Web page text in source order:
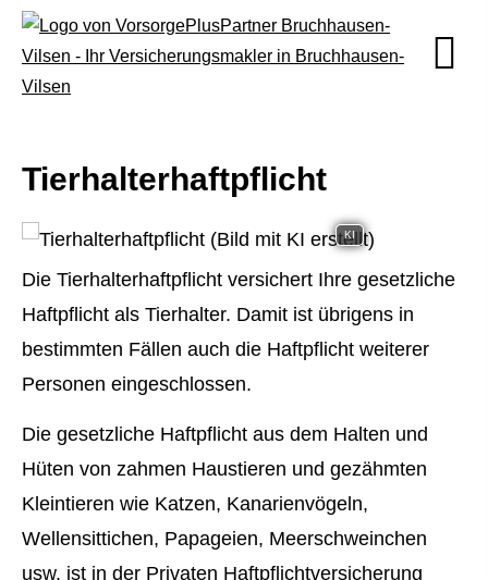
Tierhalterhaftpflicht
KI
Die Tierhalterhaftpflicht versichert Ihre gesetzliche
Haft­pflicht als Tierhalter. Damit ist übrigens in
bestimmten Fällen auch die Haft­pflicht weiterer
Per­sonen eingeschlossen.
Die gesetzliche Haft­pflicht aus dem Halten und
Hüten von zahmen Haustieren und gezähmten
Kleintieren wie Katzen, Kanarienvögeln,
Wellensittichen, Papageien, Meerschweinchen
usw. ist in der Privaten Haft­pflichtversicherung